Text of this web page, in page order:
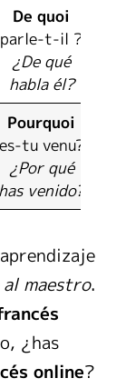
De quoi
parle-t-il ?
¿De qué
habla él?
Pourquoi
es-tu venu?
¿Por qué
has venido?
maestro.
¿has
online?